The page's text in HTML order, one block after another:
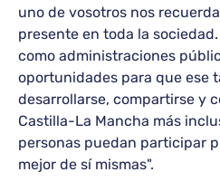
uno de vosotros nos
presente en toda la
como administraciones
oportunidades para que ese
desarrollarse, compartirse y
Castilla-La Mancha más
personas puedan participar
mejor de sí mismas".